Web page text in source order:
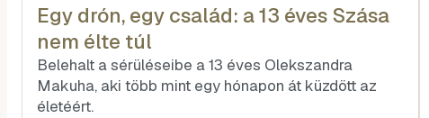
Egy drón, egy család: a 13 éves Szása
nem élte túl
Belehalt a sérüléseibe a 13 éves Olekszandra
Makuha, aki több mint egy hónapon át küzdött az
életéért.